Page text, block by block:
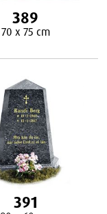
389
70 x 75 cm
391